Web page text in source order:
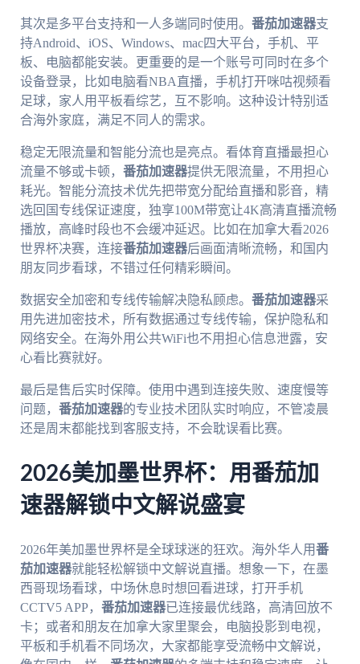
其次是多平台支持和一人多端同时使用。 番茄加速器支
持Android、iOS、Windows、mac四大平台，手机、平
板、电脑都能安装。更重要的是一个账号可同时在多个
设备登录，比如电脑看NBA直播，手机打开咪咕视频看
足球，家人用平板看综艺，互不影响。这种设计特别适
合海外家庭，满足不同人的需求。
稳定无限流量和智能分流也是亮点。看体育直播最担心
流量不够或卡顿， 番茄加速器提供无限流量，不用担心
耗光。智能分流技术优先把带宽分配给直播和影音，精
选回国专线保证速度，独享100M带宽让4K高清直播流畅
播放，高峰时段也不会缓冲延迟。比如在加拿大看2026
世界杯决赛，连接番茄加速器后画面清晰流畅，和国内
朋友同步看球，不错过任何精彩瞬间。
数据安全加密和专线传输解决隐私顾虑。 番茄加速器采
用先进加密技术，所有数据通过专线传输，保护隐私和
网络安全。在海外用公共WiFi也不用担心信息泄露，安
心看比赛就好。
最后是售后实时保障。使用中遇到连接失败、速度慢等
问题， 番茄加速器的专业技术团队实时响应，不管凌晨
还是周末都能找到客服支持，不会耽误看比赛。
2026美加墨世界杯：用番茄加
速器解锁中文解说盛宴
2026年美加墨世界杯是全球球迷的狂欢。海外华人用番
茄加速器就能轻松解锁中文解说直播。想象一下，在墨
西哥现场看球，中场休息时想回看进球，打开手机
CCTV5 APP， 番茄加速器已连接最优线路，高清回放不
卡；或者和朋友在加拿大家里聚会，电脑投影到电视，
平板和手机看不同场次，大家都能享受流畅中文解说，